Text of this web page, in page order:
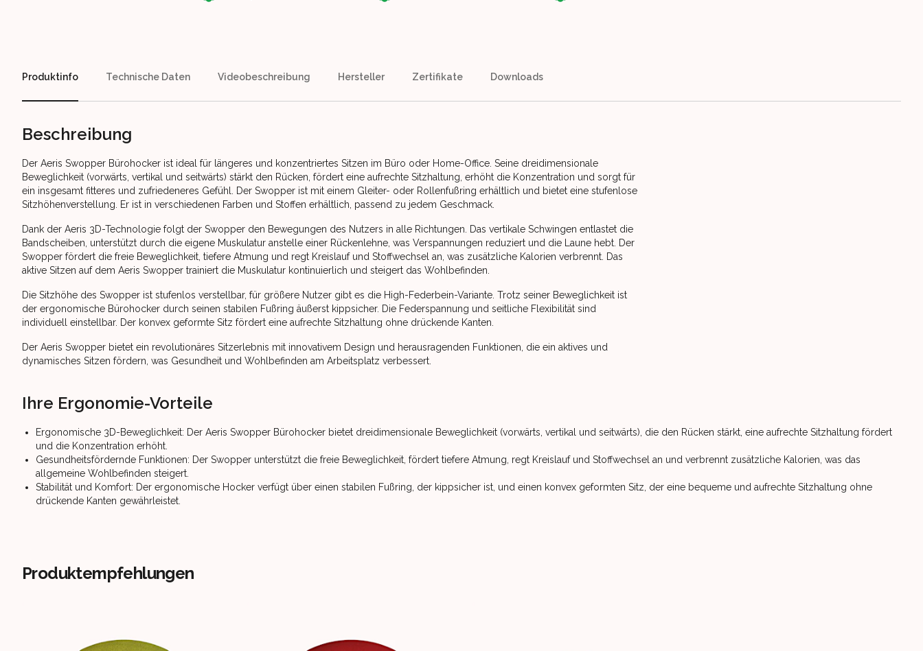
Produktinfo Technische Daten Videobeschreibung Hersteller Zertifikate Downloads
Beschreibung
Der Aeris Swopper Bürohocker ist ideal für längeres und konzentriertes Sitzen im Büro oder Home-Office. Seine dreidimensionale
Beweglichkeit (vorwärts, vertikal und seitwärts) stärkt den Rücken, fördert eine aufrechte Sitzhaltung, erhöht die Konzentration und sorgt für
ein insgesamt fitteres und zufriedeneres Gefühl. Der Swopper ist mit einem Gleiter- oder Rollenfußring erhältlich und bietet eine stufenlose
Sitzhöhenverstellung. Er ist in verschiedenen Farben und Stoffen erhältlich, passend zu jedem Geschmack.
Dank der Aeris 3D-Technologie folgt der Swopper den Bewegungen des Nutzers in alle Richtungen. Das vertikale Schwingen entlastet die
Bandscheiben, unterstützt durch die eigene Muskulatur anstelle einer Rückenlehne, was Verspannungen reduziert und die Laune hebt. Der
Swopper fördert die freie Beweglichkeit, tiefere Atmung und regt Kreislauf und Stoffwechsel an, was zusätzliche Kalorien verbrennt. Das
aktive Sitzen auf dem Aeris Swopper trainiert die Muskulatur kontinuierlich und steigert das Wohlbefinden.
Die Sitzhöhe des Swopper ist stufenlos verstellbar, für größere Nutzer gibt es die High-Federbein-Variante. Trotz seiner Beweglichkeit ist
der ergonomische Bürohocker durch seinen stabilen Fußring äußerst kippsicher. Die Federspannung und seitliche Flexibilität sind
individuell einstellbar. Der konvex geformte Sitz fördert eine aufrechte Sitzhaltung ohne drückende Kanten.
Der Aeris Swopper bietet ein revolutionäres Sitzerlebnis mit innovativem Design und herausragenden Funktionen, die ein aktives und
dynamisches Sitzen fördern, was Gesundheit und Wohlbefinden am Arbeitsplatz verbessert.
Ihre Ergonomie-Vorteile
Ergonomische 3D-Beweglichkeit: Der Aeris Swopper Bürohocker bietet dreidimensionale Beweglichkeit (vorwärts, vertikal und seitwärts), die den Rücken stärkt, eine aufrechte Sitzhaltung fördert
und die Konzentration erhöht.
Gesundheitsfördernde Funktionen: Der Swopper unterstützt die freie Beweglichkeit, fördert tiefere Atmung, regt Kreislauf und Stoffwechsel an und verbrennt zusätzliche Kalorien, was das
allgemeine Wohlbefinden steigert.
Stabilität und Komfort: Der ergonomische Hocker verfügt über einen stabilen Fußring, der kippsicher ist, und einen konvex geformten Sitz, der eine bequeme und aufrechte Sitzhaltung ohne
drückende Kanten gewährleistet.
Produktempfehlungen